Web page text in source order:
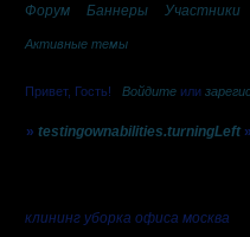
Форум Баннеры Участники
Активные темы
Привет, Гость! Войдитеили
»testingownabilities.turningLeft »
клининг уборка офиса москва